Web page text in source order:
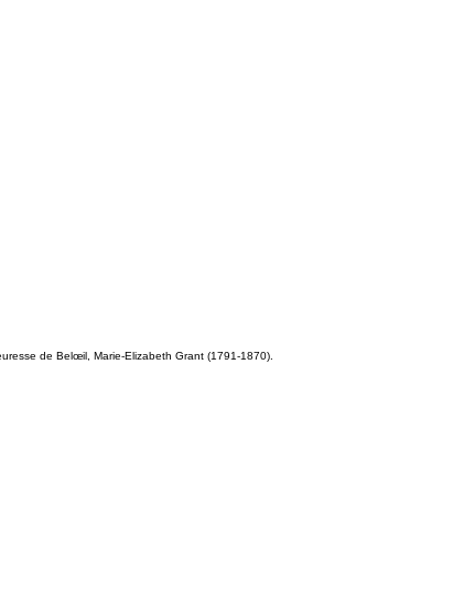
de Belœil, Marie-Elizabeth Grant (1791-1870).